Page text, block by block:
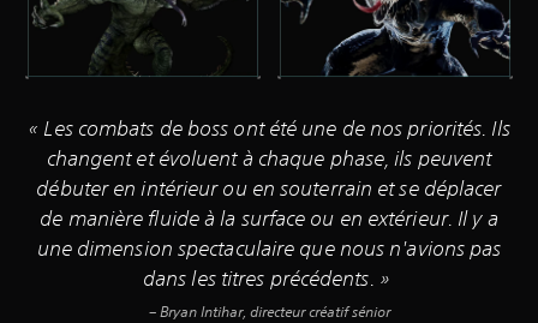
« Les combats de boss ont été une de nos priorités. Ils
changent et évoluent à chaque phase, ils peuvent
débuter en intérieur ou en souterrain et se déplacer
de manière fluide à la surface ou en extérieur. Il y a
une dimension spectaculaire que nous n'avions pas
dans les titres précédents. »
– Bryan Intihar, directeur créatif sénior